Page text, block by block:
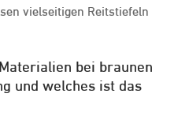
vielseitigen Reitstiefeln
bei braunen
und welches ist das